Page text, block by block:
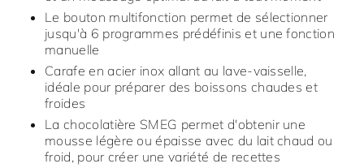
Le bouton multifonction permet de sélectionner
jusqu'à 6 programmes prédéfinis et une fonction
manuelle
Carafe en acier inox allant au lave-vaisselle,
idéale pour préparer des boissons chaudes et
froides
La chocolatière SMEG permet d'obtenir une
mousse légère ou épaisse avec du lait chaud ou
froid, pour créer une variété de recettes